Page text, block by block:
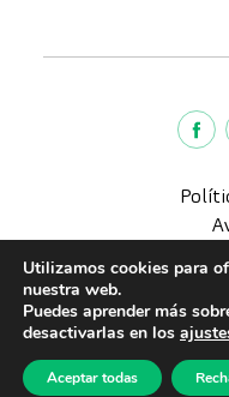
Utilizamos cookies para
nuestra web.
Puedes aprender más
desactivarlas en los
Aceptar todas